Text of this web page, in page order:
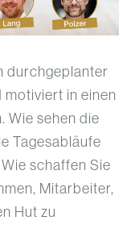
durchgeplanter
in einen
Wie sehen die
Tagesabläufe
schaffen Sie
Mitarbeiter,
Hut zu